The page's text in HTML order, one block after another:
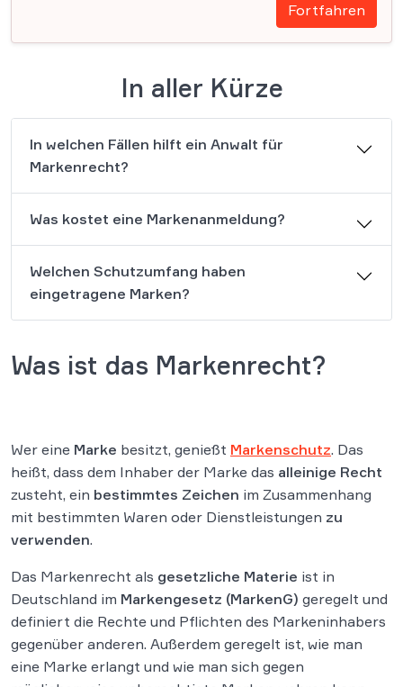
Fortfahren
In aller Kürze
In welchen Fällen hilft ein Anwalt für
Markenrecht?
Was kostet eine Markenanmeldung?
Welchen Schutzumfang haben
eingetragene Marken?
Was ist das Markenrecht?
Wer eine Marke besitzt, genießt Markenschutz. Das
heißt, dass dem Inhaber der Marke das alleinige Recht
zusteht, ein bestimmtes Zeichen im Zusammenhang
mit bestimmten Waren oder Dienstleistungen zu
verwenden.
Das Markenrecht als gesetzliche Materie ist in
Deutschland im Markengesetz (MarkenG) geregelt und
definiert die Rechte und Pflichten des Markeninhabers
gegenüber anderen. Außerdem geregelt ist, wie man
eine Marke erlangt und wie man sich gegen